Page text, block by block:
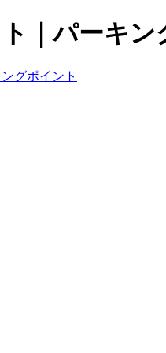
｜パーキン
グポイント